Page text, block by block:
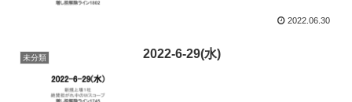
2022.06.30
未分類 2022-6-29(水)